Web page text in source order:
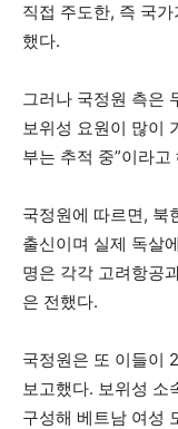
직접 주도한, 즉 국
했다.
그러나 국정원 측은
보위성 요원이 많이
부는 추적 중”이라고
국정원에 따르면, 북
출신이며 실제 독살
명은 각각 고려항공
은 전했다.
국정원은 또 이들이
보고했다. 보위성 소
구성해 베트남 여성